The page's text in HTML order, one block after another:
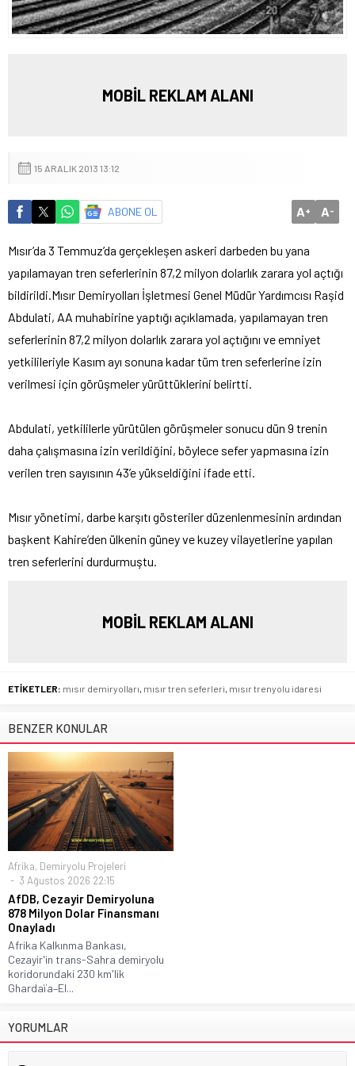
MOBİL REKLAM ALANI
15 ARALIK 2013 13:12
ABONE OL A+ A-
Mısır’da 3 Temmuz’da gerçekleşen askeri darbeden bu yana
yapılamayan tren seferlerinin 87,2 milyon dolarlık zarara yol açtığı
bildirildi. Mısır Demiryolları İşletmesi Genel Müdür Yardımcısı Raşid
Abdulati, AA muhabirine yaptığı açıklamada, yapılamayan tren
seferlerinin 87,2 milyon dolarlık zarara yol açtığını ve emniyet
yetkilileriyle Kasım ayı sonuna kadar tüm tren seferlerine izin
verilmesi için görüşmeler yürüttüklerini belirtti.
Abdulati, yetkililerle yürütülen görüşmeler sonucu dün 9 trenin
daha çalışmasına izin verildiğini, böylece sefer yapmasına izin
verilen tren sayısının 43’e yükseldiğini ifade etti.
Mısır yönetimi, darbe karşıtı gösteriler düzenlenmesinin ardından
başkent Kahire’den ülkenin güney ve kuzey vilayetlerine yapılan
tren seferlerini durdurmuştu.
MOBİL REKLAM ALANI
ETİKETLER: mısır demiryolları mısır tren seferleri mısır trenyolu idaresi
BENZER KONULAR
Afrika, Demiryolu Projeleri
3 Ağustos 2026 22:15
AfDB, Cezayir Demiryoluna
878 Milyon Dolar Finansmanı
Onayladı
Afrika Kalkınma Bankası,
Cezayir'in trans-Sahra demiryolu
koridorundaki 230 km'lik
Ghardaïa–El...
YORUMLAR